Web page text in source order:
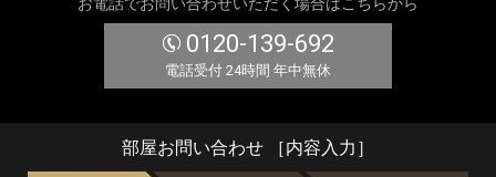
0120-139-692
電話受付 24時間 年中無休
部屋お問い合わせ ［内容入力］